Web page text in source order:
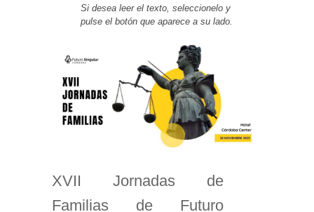
Si desea leer el texto, seleccionelo y
pulse el botón que aparece a su lado.
XVII Jornadas de
Familias de Futuro